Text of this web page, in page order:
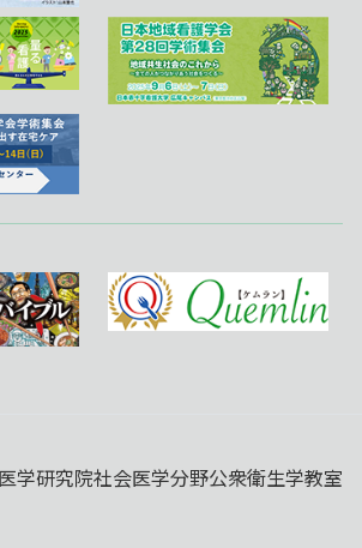
学研究院社会医学分野公衆衛生学教室